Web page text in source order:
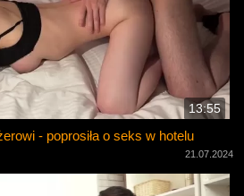
13:55
- poprosiła o seks w hotelu
21.07.2024